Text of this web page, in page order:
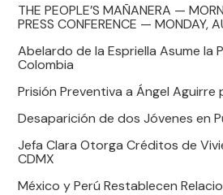
THE PEOPLE’S MAÑANERA —
PRESS CONFERENCE — MONDAY,
Abelardo de la Espriella Asume la
Colombia
Prisión Preventiva a Ángel
Desaparición de dos Jóvenes en
Jefa Clara Otorga Créditos de
CDMX
México y Perú Restablecen